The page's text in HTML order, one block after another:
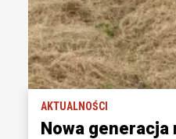
AKTUALNOŚCI
Nowa generacja